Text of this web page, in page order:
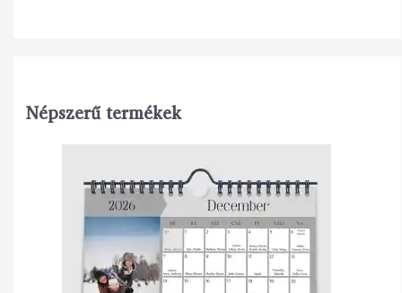
Népszerű termékek